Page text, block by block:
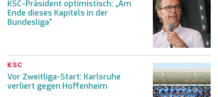
KSC-Präsident optimistisch: „Am
Ende dieses Kapitels in der
Bundesliga“
KSC
Vor Zweitliga-Start: Karlsruhe
verliert gegen Hoffenheim